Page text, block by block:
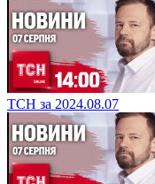
ТСН за 2024.08.07